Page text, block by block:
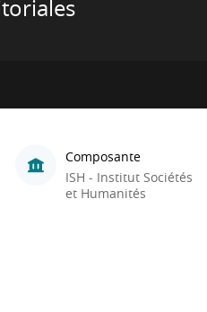
Composante
ISH - Institut Sociétés
et Humanités